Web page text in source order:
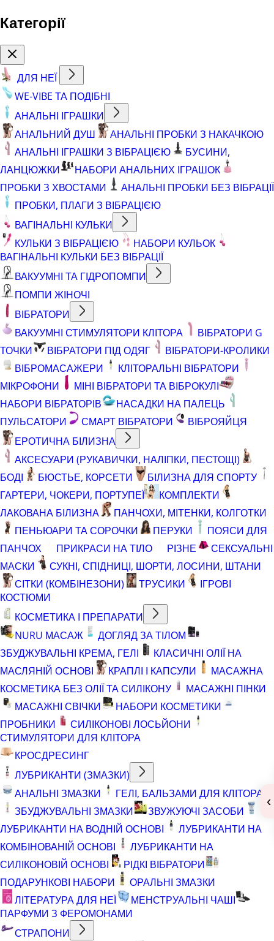
Категорії
ДЛЯ НЕЇ
WE-VIBE ТА ПОДІБНІ
АНАЛЬНІ ІГРАШКИ
АНАЛЬНИЙ ДУШ
АНАЛЬНІ ПРОБКИ З НАКАЧКОЮ
АНАЛЬНІ ІГРАШКИ З ВІБРАЦІЄЮ
БУСИНИ,
ЛАНЦЮЖКИ
НАБОРИ АНАЛЬНИХ ІГРАШОК
ПРОБКИ З ХВОСТАМИ
АНАЛЬНІ ПРОБКИ БЕЗ ВІБРАЦІЇ
ПРОБКИ, ПЛАГИ З ВІБРАЦІЄЮ
ВАГІНАЛЬНІ КУЛЬКИ
КУЛЬКИ З ВІБРАЦІЄЮ
НАБОРИ КУЛЬОК
ВАГІНАЛЬНІ КУЛЬКИ БЕЗ ВІБРАЦІЇ
ВАКУУМНІ ТА ГІДРОПОМПИ
ПОМПИ ЖІНОЧІ
ВІБРАТОРИ
ВАКУУМНІ СТИМУЛЯТОРИ КЛІТОРА
ВІБРАТОРИ G
ТОЧКИ
ВІБРАТОРИ ПІД ОДЯГ
ВІБРАТОРИ-КРОЛИКИ
ВІБРОМАСАЖЕРИ
КЛІТОРАЛЬНІ ВІБРАТОРИ
МІКРОФОНИ
МІНІ ВІБРАТОРИ ТА ВІБРОКУЛІ
НАБОРИ ВІБРАТОРІВ
НАСАДКИ НА ПАЛЕЦЬ
ПУЛЬСАТОРИ
СМАРТ ВІБРАТОРИ
ВІБРОЯЙЦЯ
ЕРОТИЧНА БІЛИЗНА
АКСЕСУАРИ (РУКАВИЧКИ, НАЛІПКИ, ПЕСТОЩІ)
БОДІ
БЮСТЬЕ, КОРСЕТИ
БІЛИЗНА ДЛЯ СПОРТУ
ГАРТЕРИ, ЧОКЕРИ, ПОРТУПЕЇ
КОМПЛЕКТИ
ЛАКОВАНА БІЛИЗНА
ПАНЧОХИ, МІТЕНКИ, КОЛГОТКИ
ПЕНЬЮАРИ ТА СОРОЧКИ
ПЕРУКИ
ПОЯСИ ДЛЯ
ПАНЧОХ
ПРИКРАСИ НА ТІЛО РІЗНЕ
СЕКСУАЛЬНІ
МАСКИ
СУКНІ, СПІДНИЦІ, ШОРТИ, ЛОСИНИ, ШТАНИ
СІТКИ (КОМБІНЕЗОНИ)
ТРУСИКИ
ІГРОВІ
КОСТЮМИ
КОСМЕТИКА І ПРЕПАРАТИ
NURU МАСАЖ
ДОГЛЯД ЗА ТІЛОМ
ЗБУДЖУВАЛЬНІ КРЕМА, ГЕЛІ
КЛАСИЧНІ ОЛІЇ НА
МАСЛЯНІЙ ОСНОВІ
КРАПЛІ І КАПСУЛИ
МАСАЖНА
КОСМЕТИКА БЕЗ ОЛІЇ ТА СИЛІКОНУ
МАСАЖНІ ПІНКИ
МАСАЖНІ СВІЧКИ
НАБОРИ КОСМЕТИКИ
ПРОБНИКИ
СИЛІКОНОВІ ЛОСЬЙОНИ
СТИМУЛЯТОРИ ДЛЯ КЛІТОРА
КРОСДРЕСИНГ
ЛУБРИКАНТИ (ЗМАЗКИ)
АНАЛЬНІ ЗМАЗКИ
ГЕЛІ, БАЛЬЗАМИ ДЛЯ КЛІТОРА
ЗБУДЖУВАЛЬНІ ЗМАЗКИ
ЗВУЖУЮЧІ ЗАСОБИ
ЛУБРИКАНТИ НА ВОДНІЙ ОСНОВІ
ЛУБРИКАНТИ НА
КОМБІНОВАНІЙ ОСНОВІ
ЛУБРИКАНТИ НА
СИЛІКОНОВІЙ ОСНОВІ
РІДКІ ВІБРАТОРИ
ПОДАРУНКОВІ НАБОРИ
ОРАЛЬНІ ЗМАЗКИ
ЛІТЕРАТУРА ДЛЯ НЕЇ
МЕНСТРУАЛЬНІ ЧАШІ
ПАРФУМИ З ФЕРОМОНАМИ
СТРАПОНИ
‹